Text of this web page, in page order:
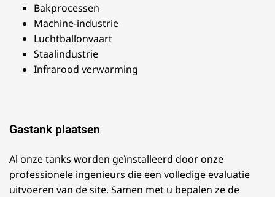
Bakprocessen
Machine-industrie
Luchtballonvaart
Staalindustrie
Infrarood verwarming
Gastank plaatsen
Al onze tanks worden geïnstalleerd door onze
professionele ingenieurs die een volledige evaluatie
uitvoeren van de site. Samen met u bepalen ze de